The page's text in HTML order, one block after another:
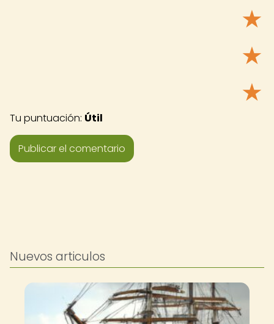
★
★
★
Tu puntuación: Útil
Nuevos articulos